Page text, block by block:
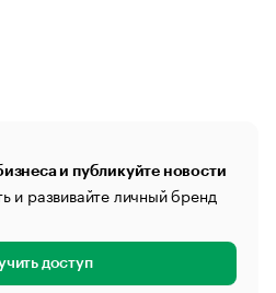
и публикуйте новости
и развивайте личный бренд
доступ